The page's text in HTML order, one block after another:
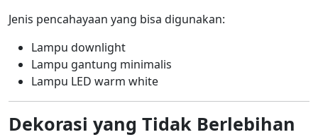
Jenis pencahayaan yang bisa digunakan:
Lampu downlight
Lampu gantung minimalis
Lampu LED warm white
Dekorasi yang Tidak Berlebihan